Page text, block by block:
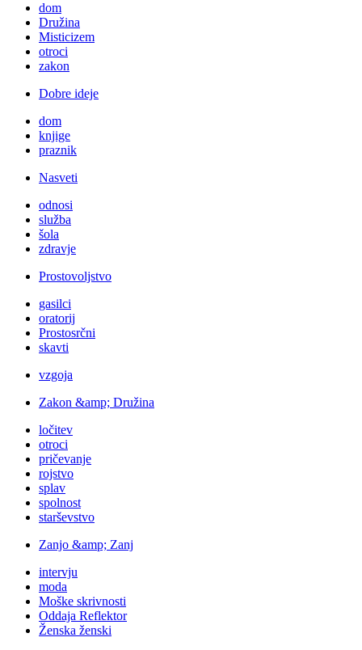
dom
Družina
Misticizem
otroci
zakon
Dobre ideje
dom
knjige
praznik
Nasveti
odnosi
služba
šola
zdravje
Prostovoljstvo
gasilci
oratorij
Prostosrčni
skavti
vzgoja
Zakon &amp; Družina
ločitev
otroci
pričevanje
rojstvo
splav
spolnost
starševstvo
Zanjo &amp; Zanj
intervju
moda
Moške skrivnosti
Oddaja Reflektor
Ženska ženski